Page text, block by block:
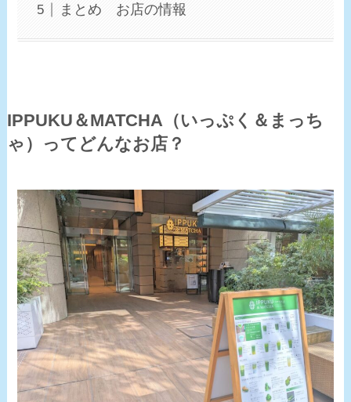
まとめ お店の情報
IPPUKU＆MATCHA（いっぷく＆まっち
ゃ）ってどんなお店？